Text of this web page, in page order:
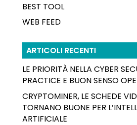
BEST TOOL
WEB FEED
ARTICOLI RECENTI
LE PRIORITÀ NELLA CYBER
PRACTICE E BUON SENSO
CRYPTOMINER, LE SCHEDE
TORNANO BUONE PER
ARTIFICIALE